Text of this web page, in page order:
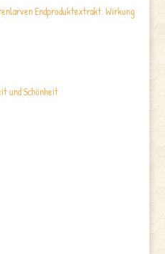
Endproduktextrakt. Wirkung
und Schönheit